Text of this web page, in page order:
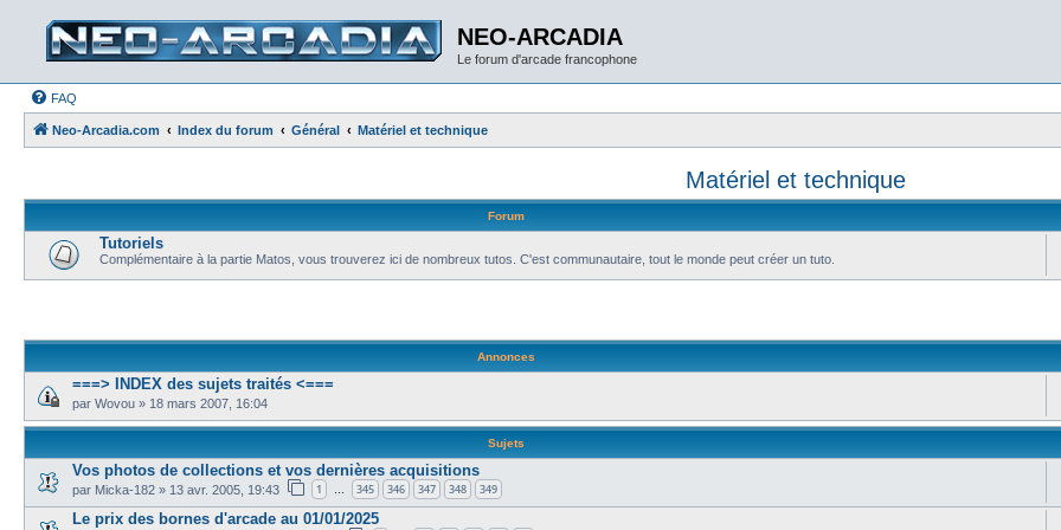
NEO-ARCADIA
Le forum d'arcade francophone
FAQ
Neo-Arcadia.com Index du forum Général Matériel et technique
Matériel et technique
Forum
Tutoriels
Complémentaire à la partie Matos, vous trouverez ici de nombreux tutos. C'est communautaire, tout le monde peut créer un tuto.
Annonces
===> INDEX des sujets traités <===
par Wovou » 18 mars 2007, 16:04
Sujets
Vos photos de collections et vos dernières acquisitions
par Micka-182 » 13 avr. 2005, 19:43 1 … 345 346 347 348 349
Le prix des bornes d'arcade au 01/01/2025